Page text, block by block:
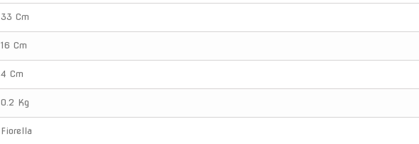
33 Cm
16 Cm
4 Cm
0.2 Kg
Fiorella